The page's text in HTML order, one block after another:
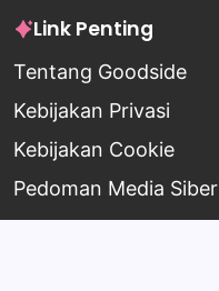
Link Penting
Tentang Goodside
Kebijakan Privasi
Kebijakan Cookie
Pedoman Media Siber